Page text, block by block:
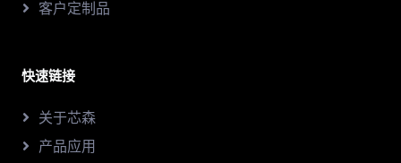
客户定制品
快速链接
关于芯森
产品应用